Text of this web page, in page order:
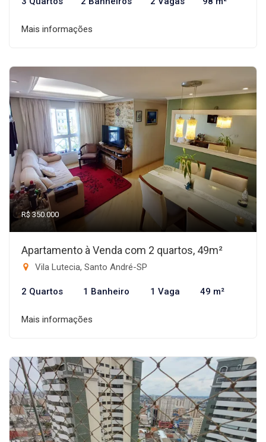
Mais informações
R$ 350.000
Apartamento à Venda com 2 quartos, 49m²
Vila Lutecia, Santo André-SP
2 Quartos 1 Banheiro 1 Vaga 49 m²
Mais informações